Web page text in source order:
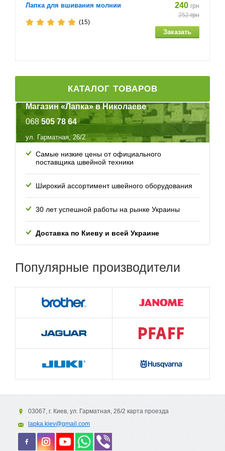
Лапка для вшивания молнии 240 грн
252грн
(15)
КАТАЛОГ ТОВАРОВ
Магазин «Лапка» в Николаеве
068 505 78 64
ул. Гарматная, 26/2
Самые низкие цены от официального
поставщика швейной техники
Широкий ассортимент швейного оборудования
30 лет успешной работы на рынке Украины
Доставка по Киеву и всей Украине
Популярные производители
03067, г. Киев, ул. Гарматная, 26/2 карта проезда
lapka.kiev@gmail.com